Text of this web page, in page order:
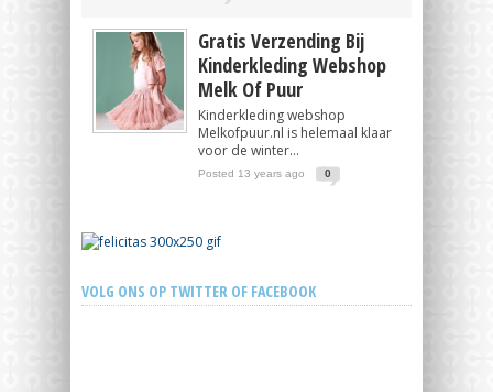
Gratis Verzending Bij
Kinderkleding Webshop
Melk Of Puur
Kinderkleding webshop
Melkofpuur.nl is helemaal klaar
voor de winter...
Posted 13 years ago 0
VOLG ONS OP TWITTER OF FACEBOOK